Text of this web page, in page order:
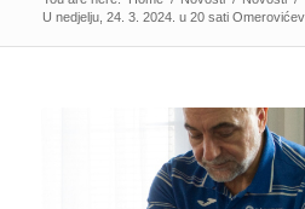
U nedjelju, 24. 3. 2024. u 20 sati